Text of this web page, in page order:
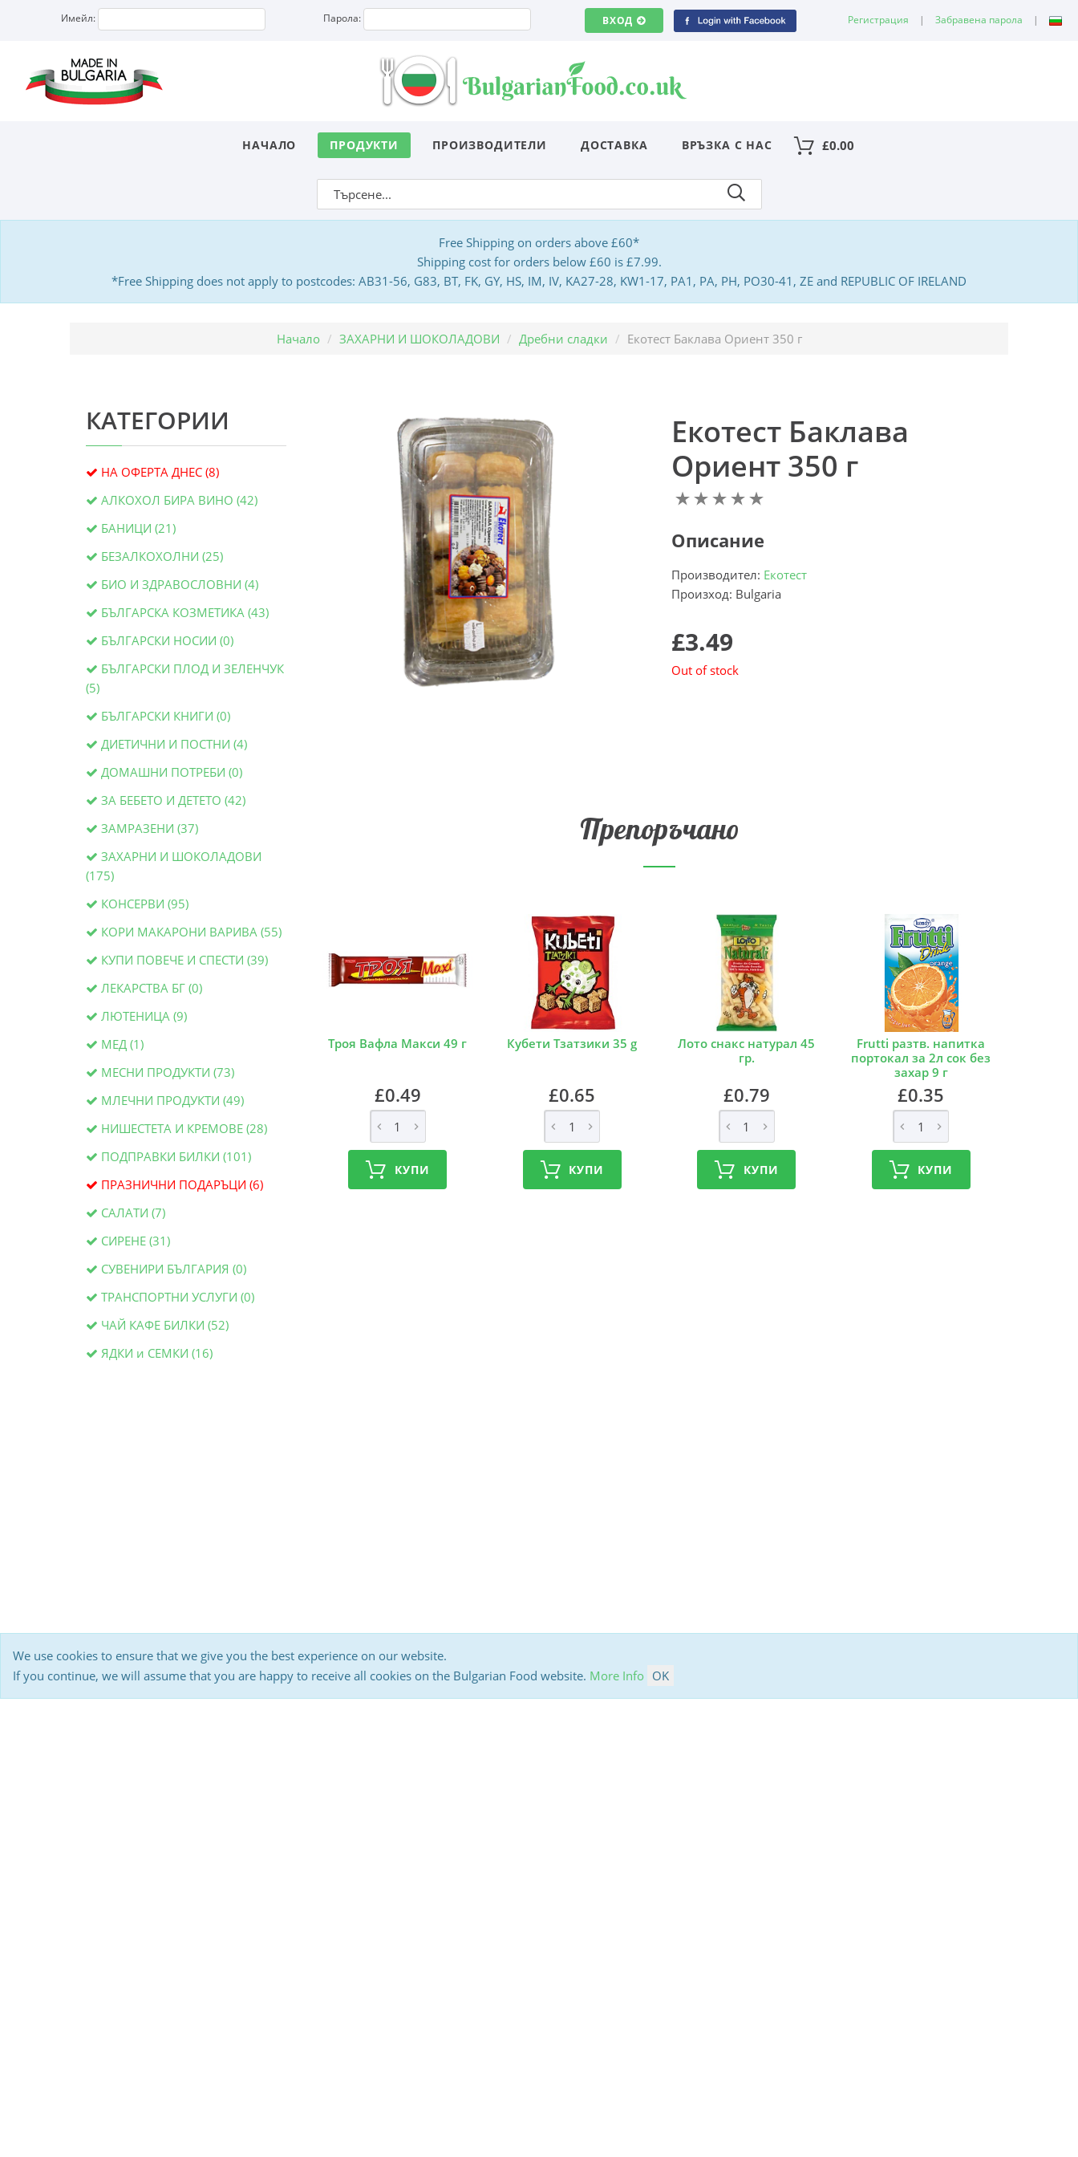
Имейл: Парола: ВХОД Регистрация | Забравена парола |
НАЧАЛО ПРОДУКТИ ПРОИЗВОДИТЕЛИ ДОСТАВКА ВРЪЗКА С НАС £0.00
Free Shipping on orders above £60*
Shipping cost for orders below £60 is £7.99.
*Free Shipping does not apply to postcodes: AB31-56, G83, BT, FK, GY, HS, IM, IV, KA27-28, KW1-17, PA1, PA, PH, PO30-41, ZE and REPUBLIC OF IRELAND
Начало ЗАХАРНИ И ШОКОЛАДОВИ Дребни сладки Екотест Баклава Ориент 350 г
КАТЕГОРИИ
НА ОФЕРТА ДНЕС (8)
АЛКОХОЛ БИРА ВИНО (42)
БАНИЦИ (21)
БЕЗАЛКОХОЛНИ (25)
БИО И ЗДРАВОСЛОВНИ (4)
БЪЛГАРСКА КОЗМЕТИКА (43)
БЪЛГАРСКИ НОСИИ (0)
БЪЛГАРСКИ ПЛОД И ЗЕЛЕНЧУК
(5)
БЪЛГАРСКИ КНИГИ (0)
ДИЕТИЧНИ И ПОСТНИ (4)
ДОМАШНИ ПОТРЕБИ (0)
ЗА БЕБЕТО И ДЕТЕТО (42)
ЗАМРАЗЕНИ (37)
ЗАХАРНИ И ШОКОЛАДОВИ
(175)
КОНСЕРВИ (95)
КОРИ МАКАРОНИ ВАРИВА (55)
КУПИ ПОВЕЧЕ И СПЕСТИ (39)
ЛЕКАРСТВА БГ (0)
ЛЮТЕНИЦА (9)
МЕД (1)
МЕСНИ ПРОДУКТИ (73)
МЛЕЧНИ ПРОДУКТИ (49)
НИШЕСТЕТА И КРЕМОВЕ (28)
ПОДПРАВКИ БИЛКИ (101)
ПРАЗНИЧНИ ПОДАРЪЦИ (6)
САЛАТИ (7)
СИРЕНЕ (31)
СУВЕНИРИ БЪЛГАРИЯ (0)
ТРАНСПОРТНИ УСЛУГИ (0)
ЧАЙ КАФЕ БИЛКИ (52)
ЯДКИ и СЕМКИ (16)
Екотест Баклава
Ориент 350 г
Описание
Производител: Екотест
Произход: Bulgaria
£3.49
Out of stock
Препоръчано
Троя Вафла Макси 49 г
£0.49
КУПИ
Кубети Тзатзики 35 g
£0.65
КУПИ
Лото снакс натурал 45
гр.
£0.79
КУПИ
Frutti разтв. напитка
портокал за 2л сок без
захар 9 г
£0.35
КУПИ
We use cookies to ensure that we give you the best experience on our website.
If you continue, we will assume that you are happy to receive all cookies on the Bulgarian Food website. More Info OK